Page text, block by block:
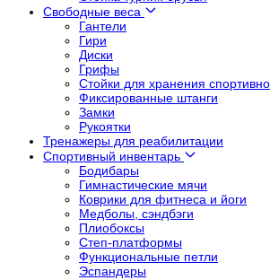
Свободные веса
Гантели
Гири
Диски
Грифы
Стойки для хранения
Фиксированные штанги
Замки
Рукоятки
Тренажеры для реабилитации
Спортивный инвентарь
Бодибары
Гимнастические мячи
Коврики для фитнеса и йоги
Медболы, сэндбэги
Плиобоксы
Степ-платформы
Функциональные петли
Эспандеры